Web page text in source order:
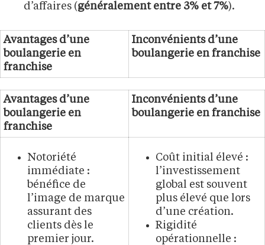
d’affaires (généralement entre 3% et 7%).
Avantages d’une
boulangerie en
franchise
Inconvénients d’une
boulangerie en franchise
Avantages d’une
boulangerie en
franchise
Inconvénients d’une
boulangerie en franchise
Notoriété
immédiate :
bénéfice de
l’image de marque
assurant des
clients dès le
premier jour.
Coût initial élevé :
l’investissement
global est souvent
plus élevé que lors
d’une création.
Rigidité
opérationnelle :